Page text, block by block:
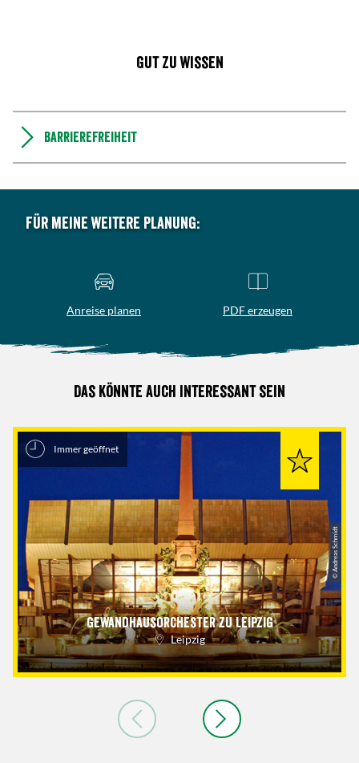
Gut zu wissen
Barrierefreiheit
Für meine weitere Planung:
Anreise planen PDF erzeugen
Das könnte auch interessant sein
Immer geöffnet
Gewandhausorchester zu Leipzig
Leipzig
© Andreas Schmidt